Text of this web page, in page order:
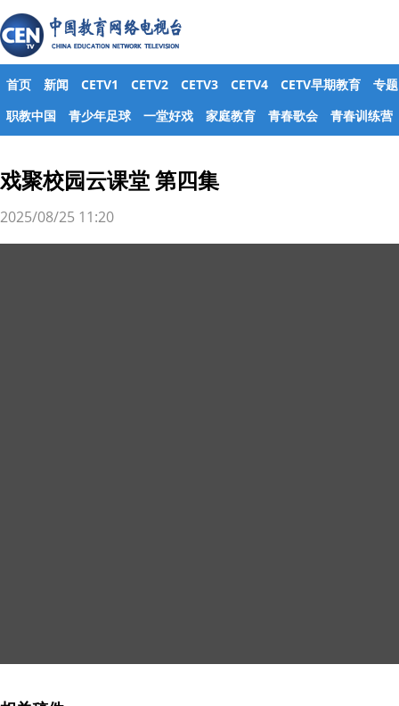
首页 新闻 CETV1 CETV2 CETV3 CETV4 CETV早期教育
专题
职教中国
青少年足球 一堂好戏 家庭教育 青春歌会 青春训练营
戏聚校园云课堂 第四集
2025/08/25 11:20